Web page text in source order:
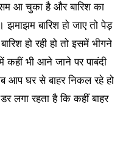
आ चुका है और बारिश का
झमाझम बारिश हो जाए तो पेड़
हो रही हो तो इसमें भीगने
भी आने जाने पर पाबंदी
आप घर से बाहर निकल रहे हो
लगा रहता है कि कहीं बाहर